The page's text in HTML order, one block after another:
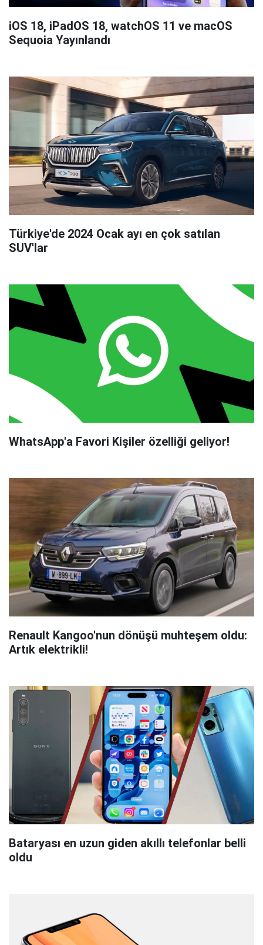
iOS 18, iPadOS 18, watchOS 11 ve macOS
Sequoia Yayınlandı
Türkiye'de 2024 Ocak ayı en çok satılan
SUV'lar
WhatsApp'a Favori Kişiler özelliği geliyor!
Renault Kangoo'nun dönüşü muhteşem oldu:
Artık elektrikli!
Bataryası en uzun giden akıllı telefonlar belli
oldu